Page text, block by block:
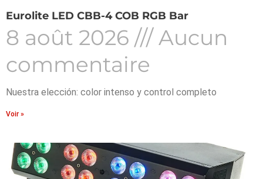
Eurolite LED CBB-4 COB RGB Bar
8 août 2026
Aucun
commentaire
Nuestra elección: color intenso y control completo
Voir »